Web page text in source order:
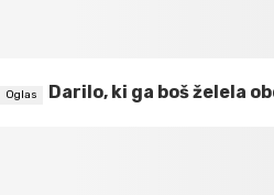
Darilo, ki ga boš želela